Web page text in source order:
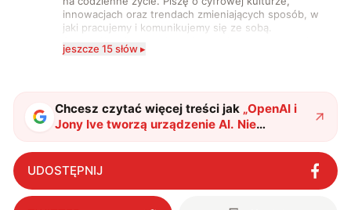
innowacjach oraz trendach zmieniających sposób, w
jaki pracujemy i komunikujemy się ze sobą.
technologii a współczesną popkulturą. W wolnych
jeszcze 15 słów ▸
Chcesz czytać więcej treści jak „OpenAI i
Jony Ive tworzą urządzenie AI. Nie
uwierzysz, co to będzie"?
UDOSTĘPNIJ